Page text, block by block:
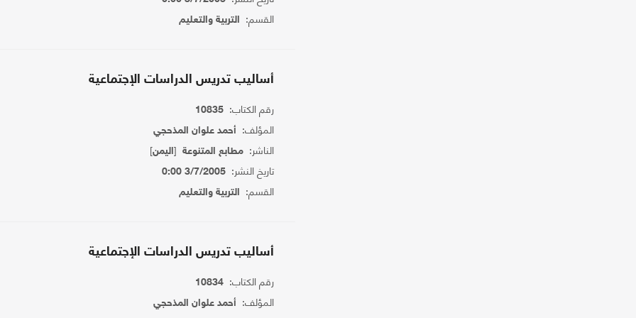
القسم: التربية والتعليم
أساليب تدريس الدراسات الإجتماعية
رقم الكتاب: 10835
المؤلف: أحمد علوان المذحجي
الناشر: مطابع المتنوعة[اليمن]
تاريخ النشر: 3/7/2005 0:00
القسم: التربية والتعليم
أساليب تدريس الدراسات الإجتماعية
رقم الكتاب: 10834
المؤلف: أحمد علوان المذحجي